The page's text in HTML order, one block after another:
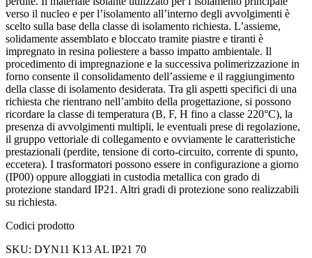
verso il nucleo e per l’isolamento all’interno degli avvolgimenti è
scelto sulla base della classe di isolamento richiesta. L’assieme,
solidamente assemblato e bloccato tramite piastre e tiranti è
impregnato in resina poliestere a basso impatto ambientale. Il
procedimento di impregnazione e la successiva polimerizzazione in
forno consente il consolidamento dell’assieme e il raggiungimento
della classe di isolamento desiderata. Tra gli aspetti specifici di una
richiesta che rientrano nell’ambito della progettazione, si possono
ricordare la classe di temperatura (B, F, H fino a classe 220°C), la
presenza di avvolgimenti multipli, le eventuali prese di regolazione,
il gruppo vettoriale di collegamento e ovviamente le caratteristiche
prestazionali (perdite, tensione di corto-circuito, corrente di spunto,
eccetera). I trasformatori possono essere in configurazione a giorno
(IP00) oppure alloggiati in custodia metallica con grado di
protezione standard IP21. Altri gradi di protezione sono realizzabili
su richiesta.
Codici prodotto
SKU: DYN11 K13 AL IP21 70